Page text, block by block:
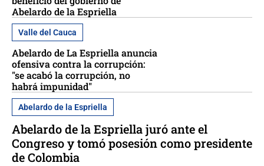
Abelardo de la Espriella
Valle del Cauca
Abelardo de La Espriella anuncia
ofensiva contra la corrupción:
"se acabó la corrupción, no
habrá impunidad"
Abelardo de la Espriella
Abelardo de la Espriella juró ante el
Congreso y tomó posesión como presidente
de Colombia